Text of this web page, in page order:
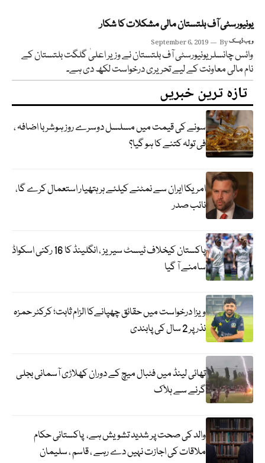
یونیورسٹی آف بلتستان مالی مشکلات کا شکار
September 6, 2019 Byویب ڈیسک
وائس چانسلر یونیورسٹی آف بلتستان نے وزیر اعلیٰ گلگت بلتستان کے
نام مالی معاونت کے لیے تحریری درخواست لکھ دی ہے۔
تازہ ترین خبریں
سونے کی قیمت میں مسلسل دوسرے روز ہوشربا اضافہ ،
فی تولہ کتنے کا ہو گیا؟
امریکا ایران سے نمٹنے کیلئے ہر ہتھیار استعمال کرے گا،
نائب صدر
پاکستان کیخلاف ٹیسٹ سیریز ، انگلینڈ کا 16 رکنی اسکواڈ
سامنے آ گیا
ویزا درخواست میں حقائق چھپانےکا الزام ثابت؛ کرکٹر حمزہ
نذر پر 2 سال کی پابندی
تھائی لینڈ میں فٹبال میچ کے دوران کھلاڑی آسمانی بجلی
گرنے سے ہلاک
والد کی صحت پر شدید تشویش ہے، پاکستانی حکام
ملاقات کی اجازت نہیں دے رہے ، قاسم ، سلیمان